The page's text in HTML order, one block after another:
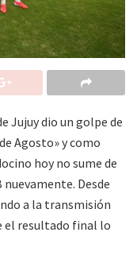
Jujuy dio un golpe de
Agosto» y como
hoy no sume de
Desde
a la transmisión
el resultado final lo